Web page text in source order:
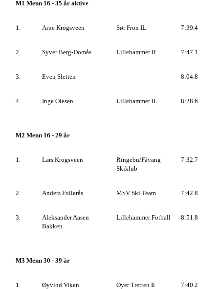
M1 Menn 16 - 35 år aktive
1. Arne Krogsveen Sør Fron IL 7:39.4
2. Syver Berg-Domås Lillehammer If 7:47.1
3. Even Sletten 8:04.8
4. Inge Olesen Lillehammer IL 8:28.6
M2 Menn 16 - 29 år
1. Lars Krogsveen
Ringebu/Fåvang
Skiklub
7:32.7
2. Anders Follerås MSV Ski Team 7:42.8
3.
Aleksander Aasen
Bakken
Lillehammer Fotball 8:51.8
M3 Menn 30 - 39 år
1. Øyvind Viken Øyer Tretten Il 7:40.2